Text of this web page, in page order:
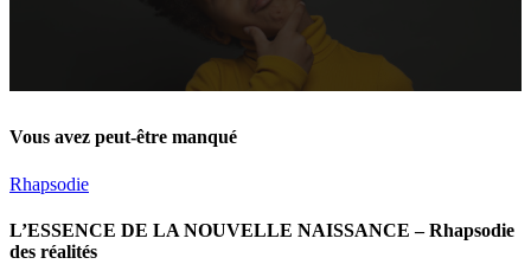
Vous avez peut-être manqué
Rhapsodie
L’ESSENCE DE LA NOUVELLE NAISSANCE – Rhapsodie
des réalités